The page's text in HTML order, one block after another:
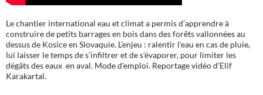
Le chantier international eau et climat a permis d’apprendre à
construire de petits barrages en bois dans des forêts vallonnées au
dessus de Kosice en Slovaquie. L’enjeu : ralentir l’eau en cas de pluie,
lui laisser le temps de s’infiltrer et de s’évaporer, pour limiter les
dégâts des eaux en aval. Mode d’emploi. Reportage vidéo d’Elif
Karakartal.